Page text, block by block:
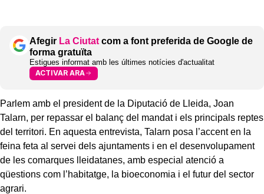
Afegir La Ciutat com a font preferida de Google de
forma gratuïta
Estigues informat amb les últimes notícies d'actualitat
ACTIVAR ARA
Parlem amb el president de la Diputació de Lleida, Joan
Talarn, per repassar el balanç del mandat i els principals reptes
del territori. En aquesta entrevista, Talarn posa l’accent en la
feina feta al servei dels ajuntaments i en el desenvolupament
de les comarques lleidatanes, amb especial atenció a
qüestions com l’habitatge, la bioeconomia i el futur del sector
agrari.